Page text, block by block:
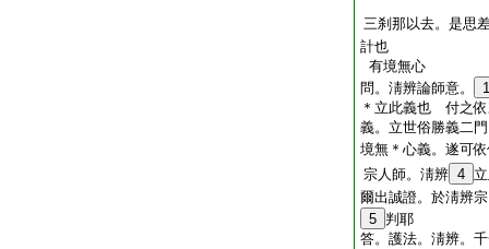
三刹那以去。是思
計也
有境無心
問。淸辨論師意。
1
＊立此義也 付之
義。立世俗勝義二
境無＊心義。遂可
宗人師。淸辨 4
爾出誠證。於淸辨
5 判耶
答。護法。淸辨。